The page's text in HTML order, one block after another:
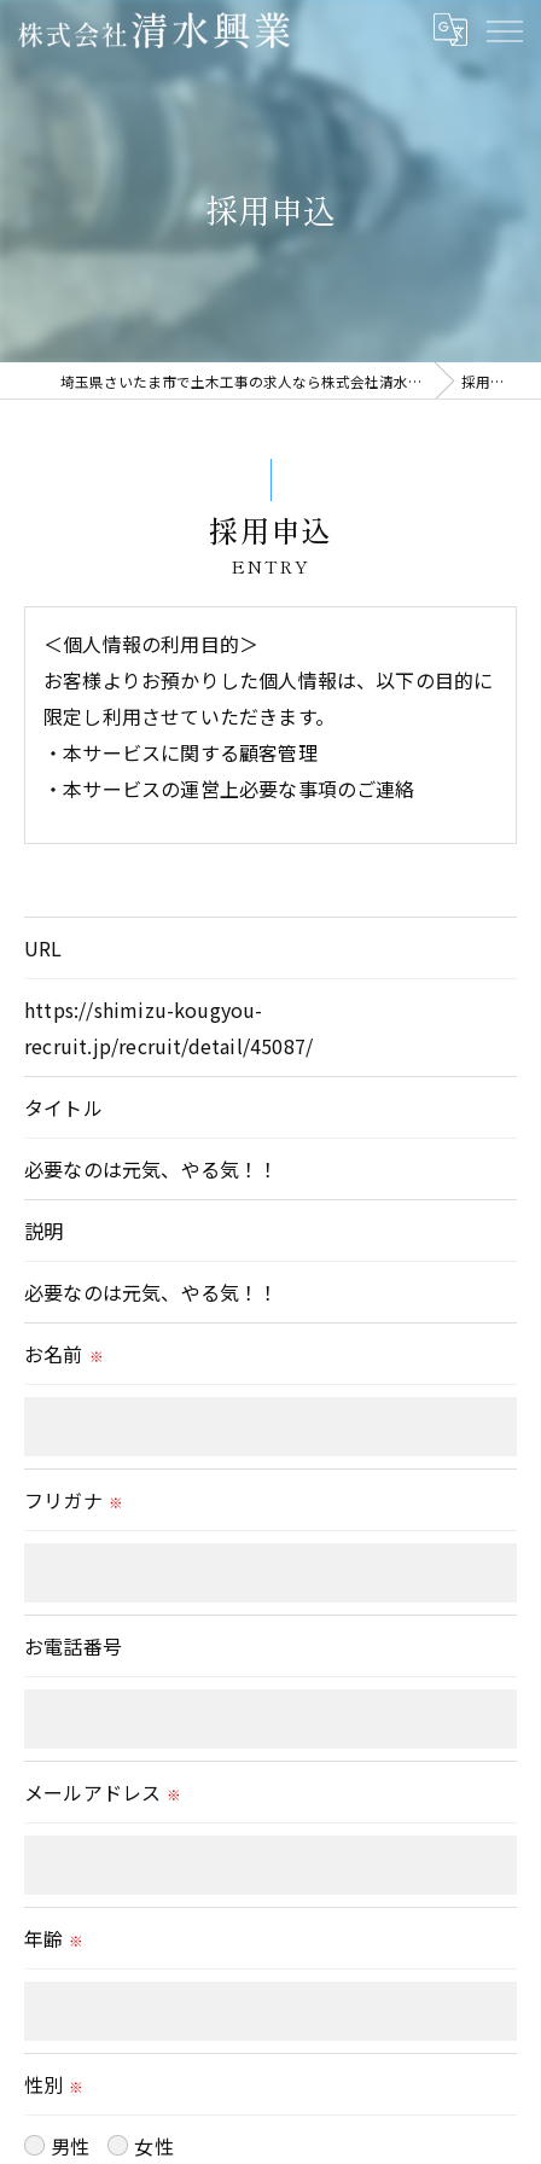
採用申込
埼玉県さいたま市で土木工事の求人なら株式会社清水興業 採用申込
採用申込
ENTRY
＜個人情報の利用目的＞
お客様よりお預かりした個人情報は、以下の目的に
限定し利用させていただきます。
・本サービスに関する顧客管理
・本サービスの運営上必要な事項のご連絡
ません。
＜個人情報の委託について＞
当社では、利用目的の達成に必要な範囲において、
これらの委託先に対しては個人情報保護契約等の措
置をとり、適切な監督を行います。
＜個人情報の安全管理＞
当社では、個人情報の漏洩等がなされないよう、適
切に安全管理対策を実施します。
必要な情報を頂けない場合は、それに対応した当社
のサービスをご提供できない場合がございますので
＜個人情報の開示･訂正・削除･利用停止の手続につ
いて＞
ご本人である事を確認のうえ、対応させて頂きま
す。
URL
https://shimizu-kougyou-
recruit.jp/recruit/detail/45087/
タイトル
必要なのは元気、やる気！！
説明
必要なのは元気、やる気！！
お名前 ※
フリガナ ※
お電話番号
メールアドレス ※
年齢 ※
性別 ※
男性 女性